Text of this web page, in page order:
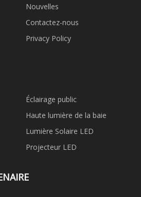
Nouvelles
Contactez-nous
Privacy Policy
Éclairage public
Haute lumière de la baie
Lumière Solaire LED
Projecteur LED